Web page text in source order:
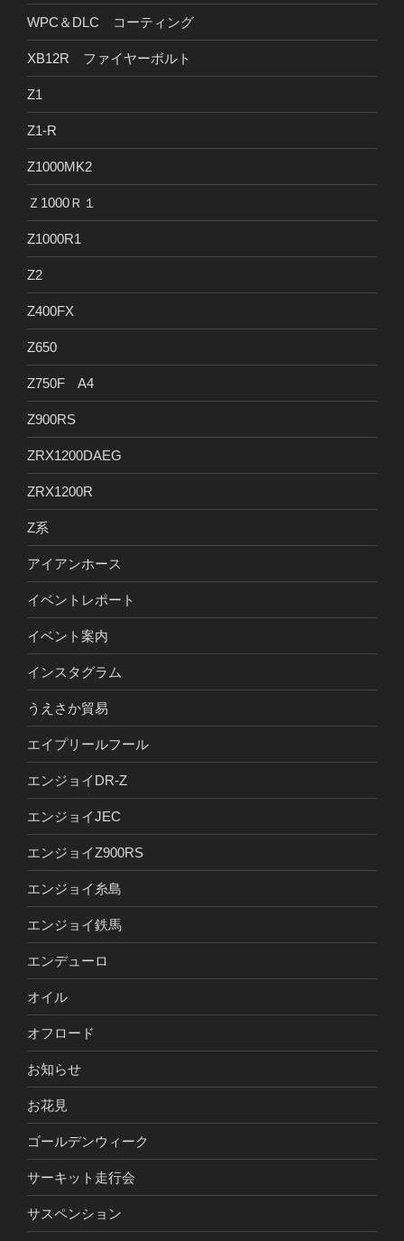
WPC＆DLC コーティング
XB12R ファイヤーボルト
Z1
Z1-R
Z1000MK2
Ｚ1000Ｒ１
Z1000R1
Z2
Z400FX
Z650
Z750F A4
Z900RS
ZRX1200DAEG
ZRX1200R
Z系
アイアンホース
イベントレポート
イベント案内
インスタグラム
うえさか貿易
エイプリールフール
エンジョイDR-Z
エンジョイJEC
エンジョイZ900RS
エンジョイ糸島
エンジョイ鉄馬
エンデューロ
オイル
オフロード
お知らせ
お花見
ゴールデンウィーク
サーキット走行会
サスペンション